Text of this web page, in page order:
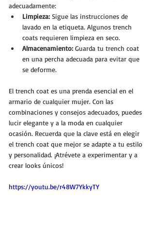
adecuadamente:
Limpieza: Sigue las instrucciones de
lavado en la etiqueta. Algunos trench
coats requieren limpieza en seco.
Almacenamiento: Guarda tu trench coat
en una percha adecuada para evitar que
se deforme.
El trench coat es una prenda esencial en el
armario de cualquier mujer. Con las
combinaciones y consejos adecuados, puedes
lucir elegante y a la moda en cualquier
ocasión. Recuerda que la clave está en elegir
el trench coat que mejor se adapte a tu estilo
y personalidad. ¡Atrévete a experimentar y a
crear looks únicos!
https://youtu.be/r48W7YkkyTY